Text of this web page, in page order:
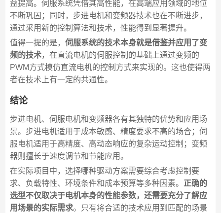
益提高。伺服系统凭借其高性能，在高端应用领域的地位
不断巩固；同时，步进电机和变频器技术也在不断进步，
通过采用新的控制算法和技术，性能得到显著提升。
值得一提的是， 伺服系统的技术本身就是借鉴并应用了变
频的技术，在直流电机的伺服控制的基础上通过变频的
PWM方式模仿直流电机的控制方式来实现的。这也使得两
者在技术上有一定的共通性。
结论
步进电机、伺服电机和变频器各有其独特的优势和应用场
景。步进电机适用于成本敏感、精度要求不高的场合；伺
服电机适用于高精度、高动态响应的复杂运动控制；变频
器则擅长于速度调节和节能应用。
在实际项目中，选择哪种驱动方案需要综合考虑控制要
求、负载特性、环境条件和成本预算等多种因素。 正确的
选型不仅取决于电机本身的性能参数，还需要充分了解应
用场景的实际需求。只有将合适的技术应用到匹配的场景